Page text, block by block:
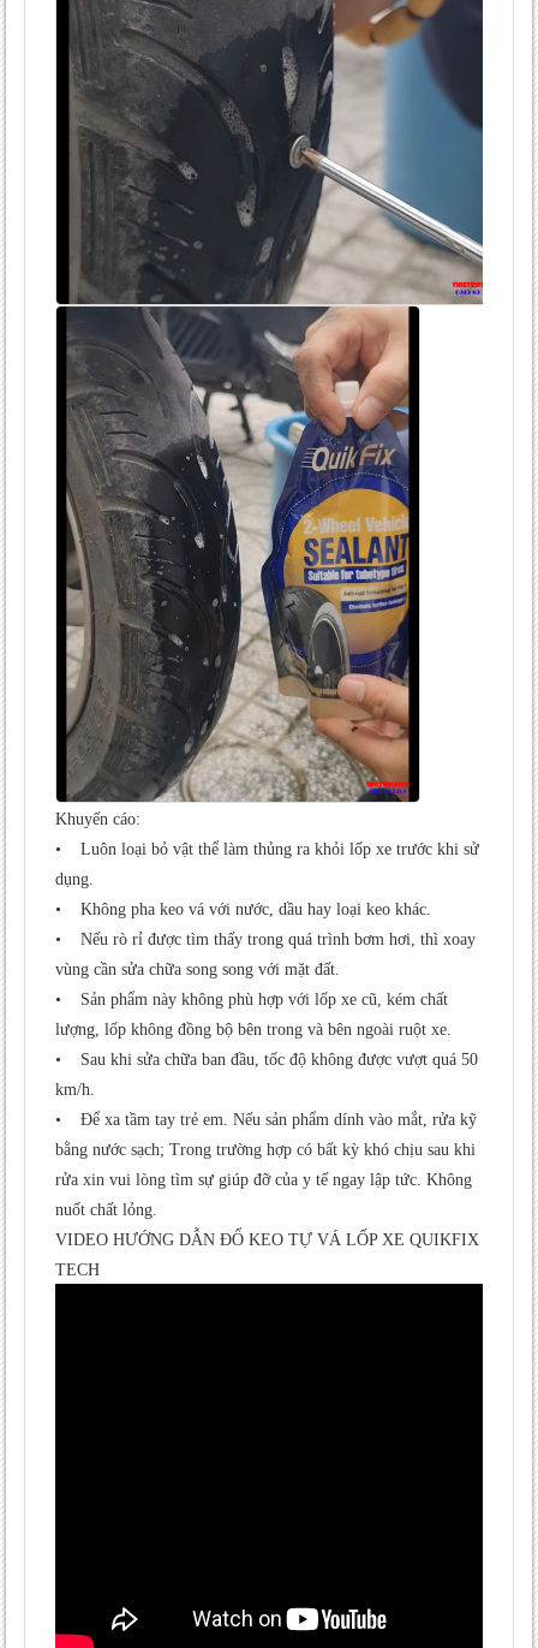
Khuyến cáo:
• Luôn loại bỏ vật thể làm thủng ra khỏi lốp xe trước khi sử
dụng.
• Không pha keo vá với nước, dầu hay loại keo khác.
• Nếu rò rỉ được tìm thấy trong quá trình bơm hơi, thì xoay
vùng cần sửa chữa song song với mặt đất.
• Sản phẩm này không phù hợp với lốp xe cũ, kém chất
lượng, lốp không đồng bộ bên trong và bên ngoài ruột xe.
• Sau khi sửa chữa ban đầu, tốc độ không được vượt quá 50
km/h.
• Để xa tầm tay trẻ em. Nếu sản phẩm dính vào mắt, rửa kỹ
bằng nước sạch; Trong trường hợp có bất kỳ khó chịu sau khi
rửa xin vui lòng tìm sự giúp đỡ của y tế ngay lập tức. Không
nuốt chất lỏng.
VIDEO HƯỚNG DẪN ĐỔ KEO TỰ VÁ LỐP XE QUIKFIX
TECH